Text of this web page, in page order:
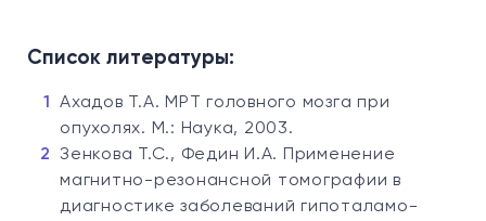
Список литературы:
Ахадов Т.А. МРТ головного мозга при
опухолях. М.: Наука, 2003.
Зенкова Т.С., Федин И.А. Применение
магнитно-резонансной томографии в
диагностике заболеваний гипоталамо-